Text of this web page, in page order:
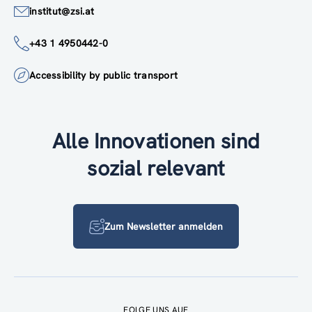
institut@zsi.at
+43 1 4950442-0
Accessibility by public transport
Alle Innovationen sind
sozial relevant
Zum Newsletter anmelden